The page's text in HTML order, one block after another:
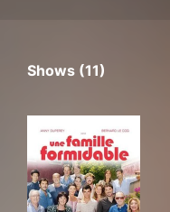
Shows (11)